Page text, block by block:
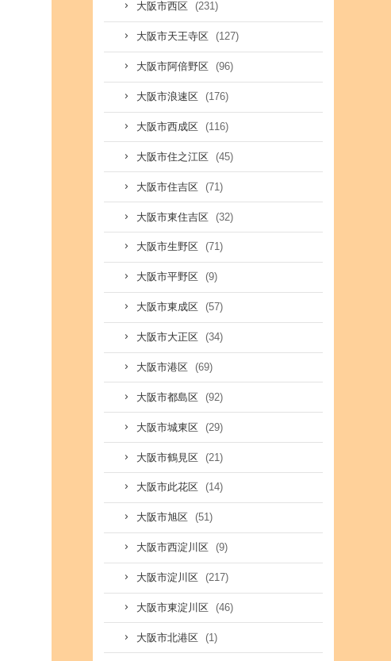
大阪市西区 (231)
大阪市天王寺区 (127)
大阪市阿倍野区 (96)
大阪市浪速区 (176)
大阪市西成区 (116)
大阪市住之江区 (45)
大阪市住吉区 (71)
大阪市東住吉区 (32)
大阪市生野区 (71)
大阪市平野区 (9)
大阪市東成区 (57)
大阪市大正区 (34)
大阪市港区 (69)
大阪市都島区 (92)
大阪市城東区 (29)
大阪市鶴見区 (21)
大阪市此花区 (14)
大阪市旭区 (51)
大阪市西淀川区 (9)
大阪市淀川区 (217)
大阪市東淀川区 (46)
大阪市北港区 (1)